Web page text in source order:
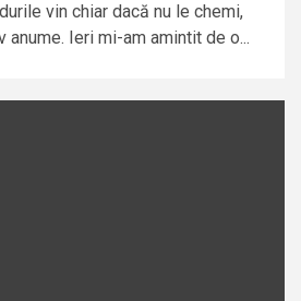
vin chiar dacă nu le chemi,
anume. Ieri mi-am amintit de o...